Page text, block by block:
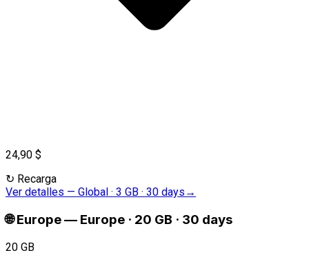
24,90 $
↻ Recarga
Ver detalles — Global · 3 GB · 30 days →
🌐 Europe— Europe · 20 GB · 30 days
20 GB